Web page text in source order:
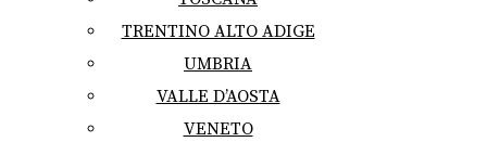
TRENTINO ALTO ADIGE
UMBRIA
VALLE D’AOSTA
VENETO